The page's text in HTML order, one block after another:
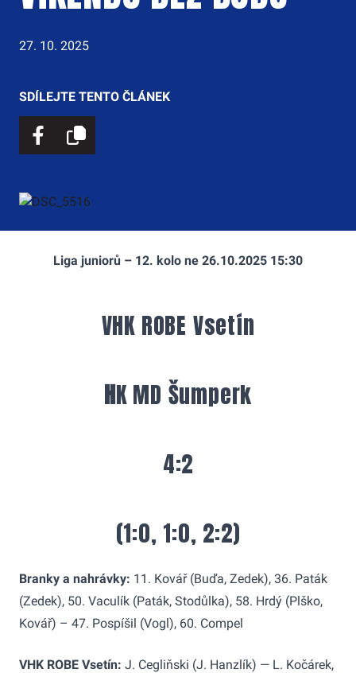
27. 10. 2025
SDÍLEJTE TENTO ČLÁNEK
Liga juniorů – 12. kolo ne 26.10.2025 15:30
VHK ROBE Vsetín
HK MD Šumperk
4:2
(1:0, 1:0, 2:2)
Branky a nahrávky: 11. Kovář (Buďa, Zedek), 36. Paták
(Zedek), 50. Vaculík (Paták, Stodůlka), 58. Hrdý (Plško,
Kovář) – 47. Pospíšil (Vogl), 60. Compel
VHK ROBE Vsetín: J. Cegliňski (J. Hanzlík) — L. Kočárek,